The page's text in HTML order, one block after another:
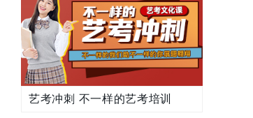
艺考冲刺 不一样的艺考培训